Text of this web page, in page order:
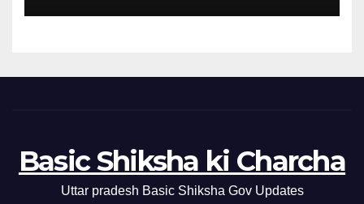
Basic Shiksha ki Charcha
Uttar pradesh Basic Shiksha Gov Updates